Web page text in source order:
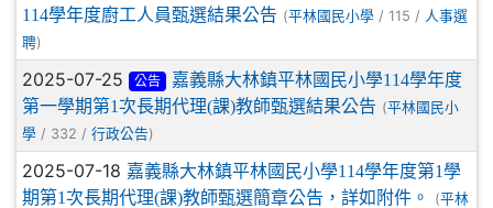
114學年度廚工人員甄選結果公告 (平林國民小學 / 115 / 人事選
聘)
2025-07-25 公告
嘉義縣大林鎮平林國民小學114學年度
第一學期第1次長期代理(課)教師甄選結果公告 (平林國民小
學 / 332 / 行政公告)
2025-07-18 嘉義縣大林鎮平林國民小學114學年度第1學
期第1次長期代理(課)教師甄選簡章公告，詳如附件。
(平林